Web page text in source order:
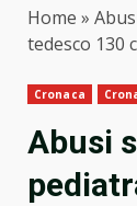
Home »
tedesco 130
Cronaca
Abusi